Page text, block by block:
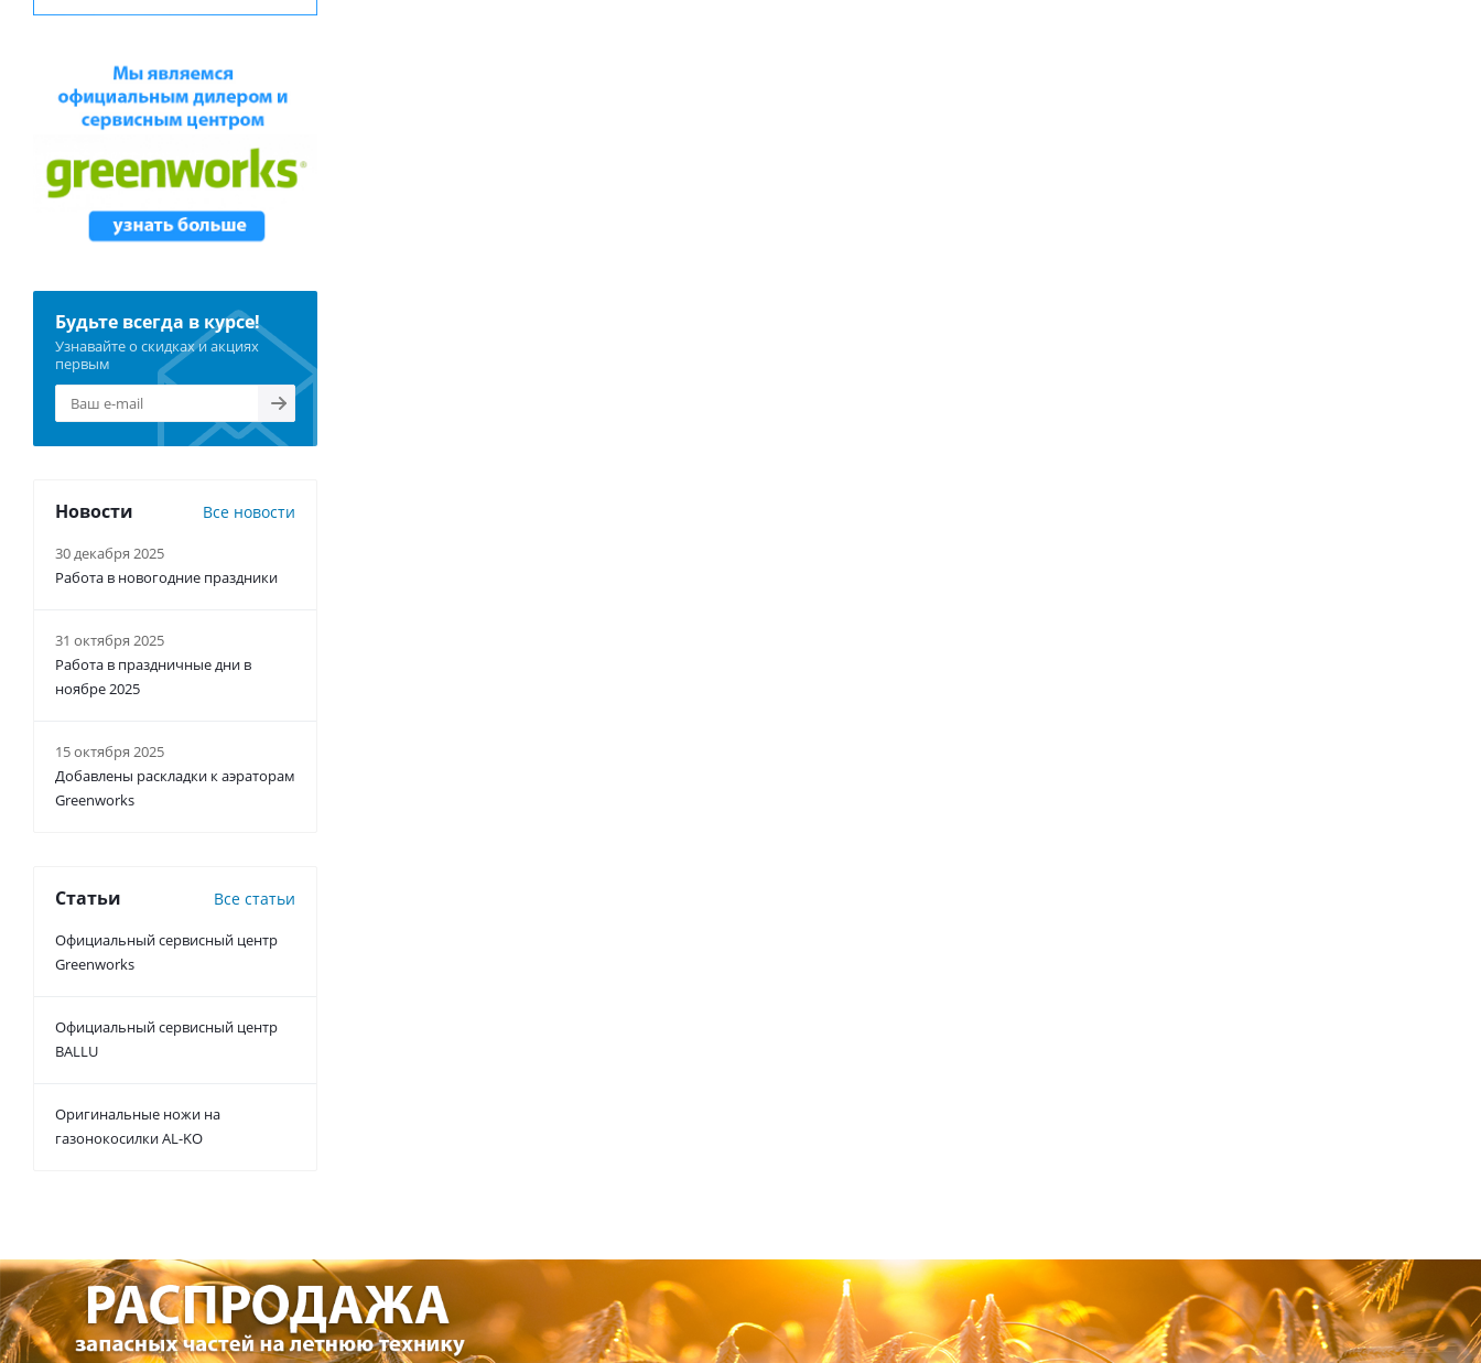
Будьте всегда в курсе!
Узнавайте о скидках и акциях
первым
Новости Все новости
30 декабря 2025
Работа в новогодние праздники
31 октября 2025
Работа в праздничные дни в
ноябре 2025
15 октября 2025
Добавлены раскладки к аэраторам
Greenworks
Статьи Все статьи
Официальный сервисный центр
Greenworks
Официальный сервисный центр
BALLU
Оригинальные ножи на
газонокосилки AL-KO